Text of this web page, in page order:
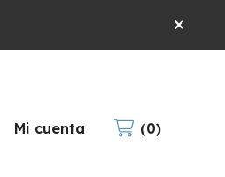
Mi cuenta 0